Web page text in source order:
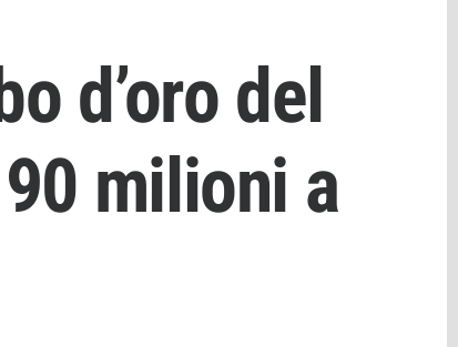
d’oro del
milioni a